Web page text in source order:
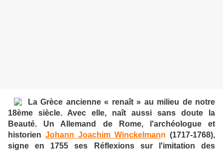
La Grèce ancienne « renaît » au milieu de notre
18ème siècle. Avec elle, naît aussi sans doute la
Beauté. Un Allemand de Rome, l'archéologue et
historien Johann Joachim Winckelmann (1717-1768),
signe en 1755 ses Réflexions sur l'imitation des